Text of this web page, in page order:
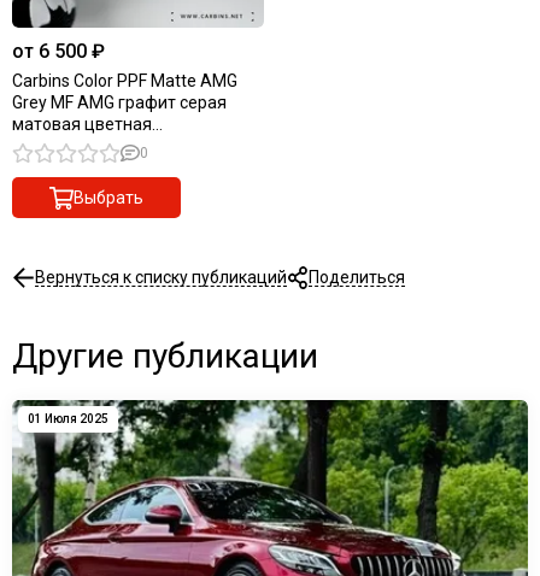
от 6 500 ₽
Carbins Color PPF Matte AMG
Grey MF AMG графит серая
матовая цветная
полиуретановая защитная
антигравийная пленка
0
Выбрать
Вернуться к списку публикаций Поделиться
Другие публикации
01 Июля 2025